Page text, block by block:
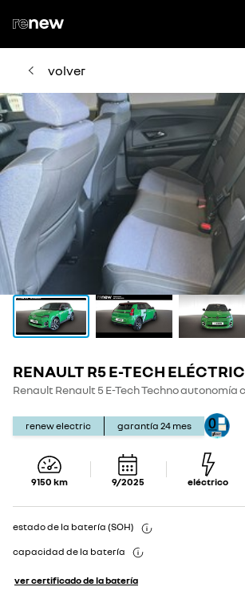
volver
RENAULT R5 E-TECH
Renault Renault 5 E-Tech Techno autonomía
renew electric garantía 24 mes
9150 km 9/2025 eléctrico
estado de la batería (SOH)
Show
capacidad de la batería
Show
ver certificado de la batería